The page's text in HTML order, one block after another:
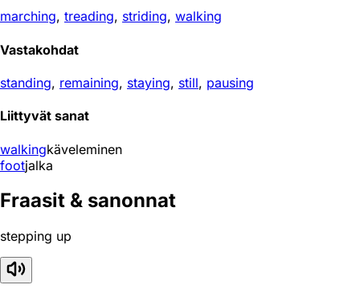
marching, treading, striding, walking
Vastakohdat
standing, remaining, staying, still, pausing
Liittyvät sanat
walkingkäveleminen
footjalka
Fraasit & sanonnat
stepping up